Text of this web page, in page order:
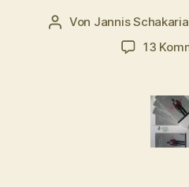
Beitragsautor
Von Jannis
13